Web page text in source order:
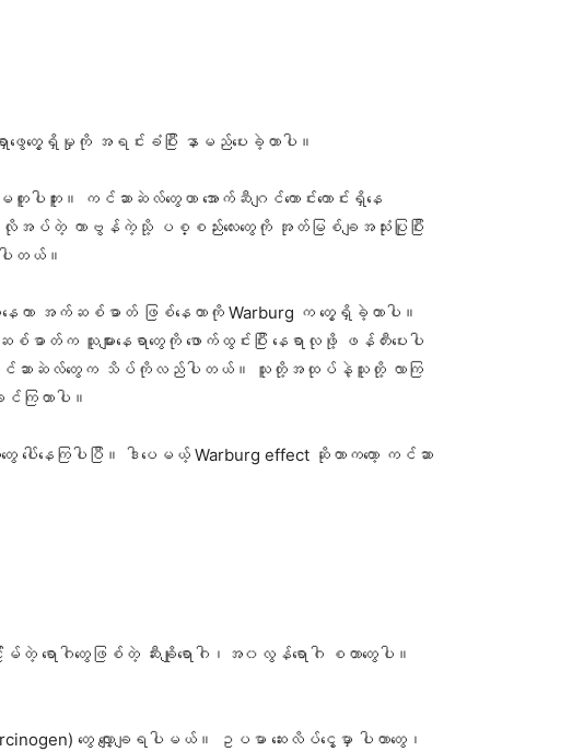
တွေ့ရှိမှုကို အရင်းခံပြီး နာမည်ပေးခဲ့တာပါ။
း။ ကင်ဆာဆဲလ်တွေဟာ အောက်ဆီဂျင်ကောင်းကောင်းရှိနေ
ပ်တဲ့ ကာဗွန်ကဲ့သို့ ပစ္စည်းလေးတွေကို အုတ်မြစ်ချအသုံးပြုပြီး
ါတယ်။
ကာ အက်ဆစ်ဓာတ် ဖြစ်နေတာကို Warburg က တွေ့ရှိခဲ့တာပါ။
ျားနေရာတွေကို ဖောက်ထွင်းပြီး နေရာလုဖို့ ဖန်တီးပေးပါ
င် ကင်ဆာဆဲလ်တွေက သိပ်ကိုလည်ပါတယ်။ သူတို့အထုပ်နဲ့သူတို့ လာကြ
ြတာပါ။
ေါ်နေကြပါပြီ။ ဒါပေမယ့် Warburg effect ဆိုတာကတော့ ကင်ဆာ
ောဂါတွေဖြစ်တဲ့ ဆီးချိုရောဂါ၊အ၀လွန်ရောဂါ စတာတွေပါ။
တွေ လျှော့ချရပါမယ်။ ဥပမာ ဆေးလိပ်ငွေ့မှာ ပါတာတွေ၊